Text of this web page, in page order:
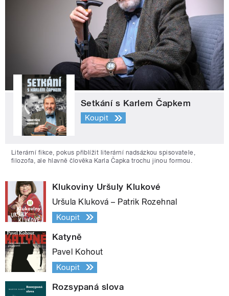
Setkání s Karlem Čapkem
Koupit
Literární fikce, pokus přiblížit literární nadsázkou spisovatele,
filozofa, ale hlavně člověka Karla Čapka trochu jinou formou.
Klukoviny Uršuly Klukové
Uršula Kluková – Patrik Rozehnal
Koupit
Katyně
Pavel Kohout
Koupit
Rozsypaná slova